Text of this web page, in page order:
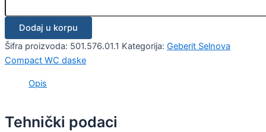
Dodaj u korpu
Šifra proizvoda: 501.576.01.1 Kategorija: Geberit Selnova
Compact WC daske
Opis
Tehnički podaci